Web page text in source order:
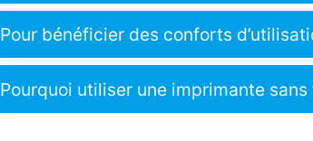
Pour bénéficier des conforts
Pourquoi utiliser une imprimante sans